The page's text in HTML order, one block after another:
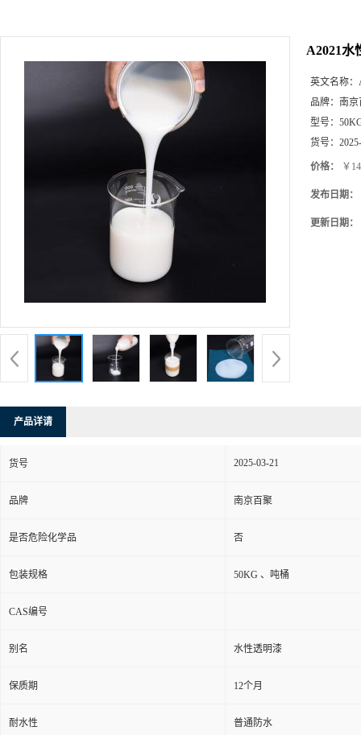
A2021水
英文名称：
品牌： 南京
型号：
货号：
价格： ￥
发布日期：
更新日期：
产品详请
货号 2025-03-21
品牌 南京百聚
是否危险化学品 否
包装规格 50KG 、吨桶
CAS编号
别名 水性透明漆
保质期 12个月
耐水性 普通防水